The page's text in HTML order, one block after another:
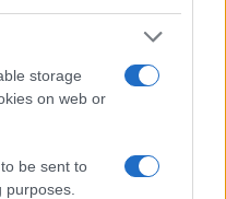
storage
on web or
be sent to